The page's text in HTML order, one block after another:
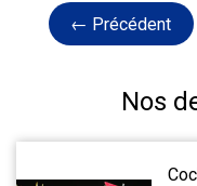
← Précédent
Nos